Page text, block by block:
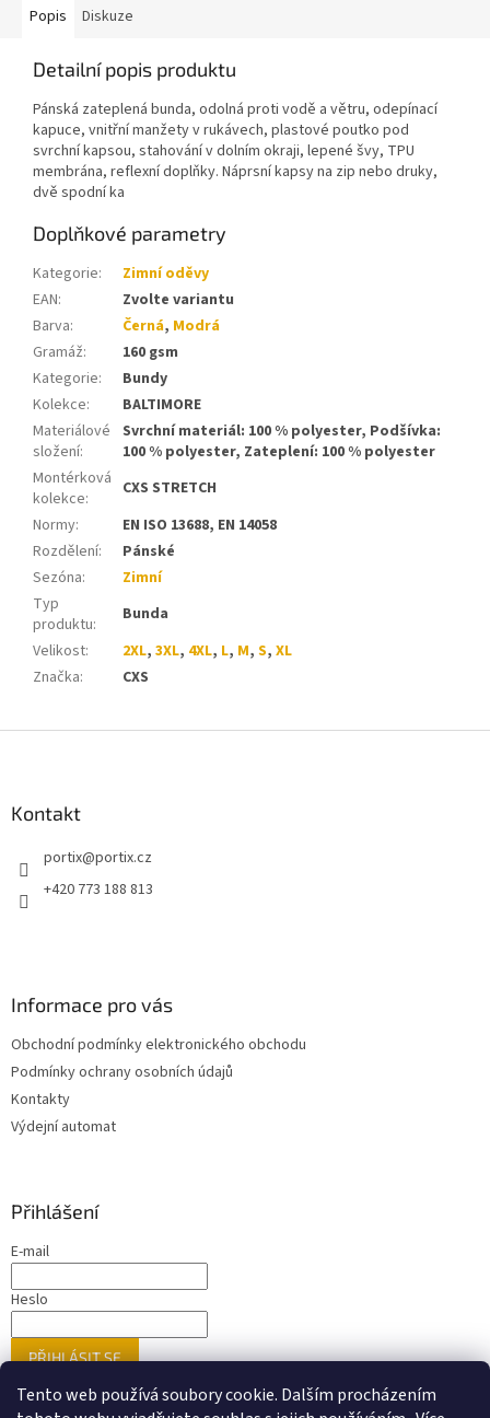
Tento web používá soubory cookie. Dalším procházením
Popis Diskuze
Detailní popis produktu
Pánská zateplená bunda, odolná proti vodě a větru, odepínací
kapuce, vnitřní manžety v rukávech, plastové poutko pod
svrchní kapsou, stahování v dolním okraji, lepené švy, TPU
membrána, reflexní doplňky. Náprsní kapsy na zip nebo druky,
dvě spodní ka
Doplňkové parametry
Kategorie:
Zimní oděvy
EAN:
Zvolte variantu
Barva: Černá, Modrá
Gramáž:
160 gsm
Kategorie:
Bundy
Kolekce:
BALTIMORE
Materiálové
složení:
Svrchní materiál: 100 % polyester, Podšívka:
100 % polyester, Zateplení: 100 % polyester
Montérková
kolekce:
CXS STRETCH
Normy:
EN ISO 13688, EN 14058
Rozdělení:
Pánské
Sezóna:
Zimní
Typ
produktu:
Bunda
Velikost: 2XL, 3XL, 4XL, L, M, S, XL
Značka: CXS
Kontakt
portix@portix.cz
+420 773 188 813
Informace pro vás
Obchodní podmínky elektronického obchodu
Podmínky ochrany osobních údajů
Kontakty
Výdejní automat
Přihlášení
E-mail
Heslo
PŘIHLÁSIT SE
Nová registraceZapomenuté heslo